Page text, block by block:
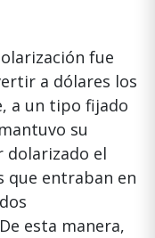
fue
a dólares los
a un tipo fijado
su
dolarizado el
que entraban en
esta manera,